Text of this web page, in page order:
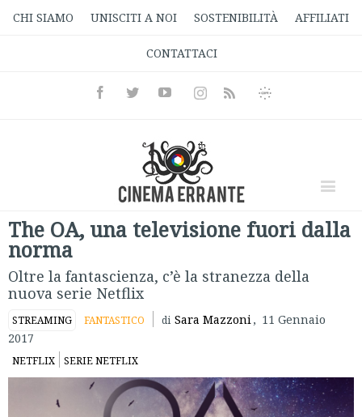
CHI SIAMO UNISCITI A NOI SOSTENIBILITÀ AFFILIATI
CONTATTACI
FacebookTwitterYoutubeInstagramRss
Informativa
The OA, una televisione fuori dalla
norma
Oltre la fantascienza, c’è la stranezza della
nuova serie Netflix
STREAMING FANTASTICO di Sara Mazzoni, 11 Gennaio
2017
NETFLIX SERIE NETFLIX